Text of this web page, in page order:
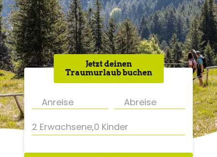
Jetzt deinen
Traumurlaub buchen
2 Erwachsene,0 Kinder